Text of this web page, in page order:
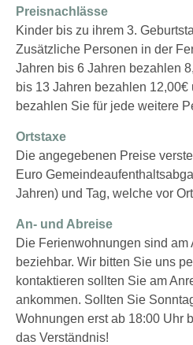
Preisnachlässe
Kinder bis zu ihrem 3.
Zusätzliche Personen in der
Jahren bis 6 Jahren bezahlen
bis 13 Jahren bezahlen 12,00€
bezahlen Sie für jede weitere
Ortstaxe
Die angegebenen Preise
Euro
Jahren) und Tag, welche vor
An- und Abreise
Die Ferienwohnungen sind am
beziehbar. Wir bitten Sie uns
kontaktieren sollten Sie am
ankommen. Sollten Sie
Wohnungen erst ab 18:00 Uhr
das Verständnis!